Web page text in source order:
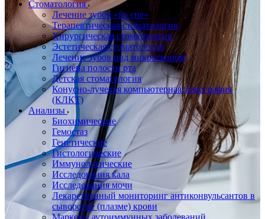
Стоматология
Лечение зубов «во сне»
Терапевтическая стоматология
Хирургическая стоматология
Эстетическая стоматология
Лечение зубов под микроскопом
Гигиена полости рта
Детская стоматология
Конусно-лучевая компьютерная томография
(КЛКТ)
Анализы
Биохимические
Гемостаз
Генетические
Гистологические
Иммунологические
Исследования кала
Исследования мочи
Лекарственный мониторинг антиконвульсантов в
сыворотке (плазме) крови
Маркеры аутоиммунных заболеваний